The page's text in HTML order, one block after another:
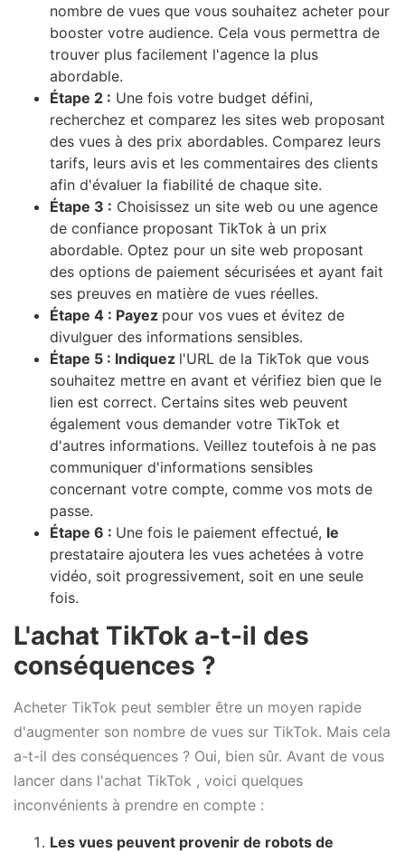
nombre de vues que vous souhaitez acheter pour
booster votre audience. Cela vous permettra de
trouver plus facilement l'agence la plus
abordable.
Étape 2 : Une fois votre budget défini,
recherchez et comparez les sites web proposant
des vues à des prix abordables. Comparez leurs
tarifs, leurs avis et les commentaires des clients
afin d'évaluer la fiabilité de chaque site.
Étape 3 : Choisissez un site web ou une agence
de confiance proposant TikTok à un prix
abordable. Optez pour un site web proposant
des options de paiement sécurisées et ayant fait
ses preuves en matière de vues réelles.
Étape 4 : Payez pour vos vues et évitez de
divulguer des informations sensibles.
Étape 5 : Indiquez l'URL de la TikTok que vous
souhaitez mettre en avant et vérifiez bien que le
lien est correct. Certains sites web peuvent
également vous demander votre TikTok et
d'autres informations. Veillez toutefois à ne pas
communiquer d'informations sensibles
concernant votre compte, comme vos mots de
passe.
Étape 6 : Une fois le paiement effectué, le
prestataire ajoutera les vues achetées à votre
vidéo, soit progressivement, soit en une seule
fois.
L'achat TikTok a-t-il des
conséquences ?
Acheter TikTok peut sembler être un moyen rapide
d'augmenter son nombre de vues sur TikTok. Mais cela
a-t-il des conséquences ? Oui, bien sûr. Avant de vous
lancer dans l'achat TikTok , voici quelques
inconvénients à prendre en compte :
Les vues peuvent provenir de robots de